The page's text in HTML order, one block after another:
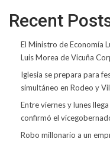
Recent
El Ministro de Economía
Luis Morea de Vicuña
Iglesia se prepara para
simultáneo en Rodeo y
Entre viernes y lunes
confirmó el
Robo millonario a un